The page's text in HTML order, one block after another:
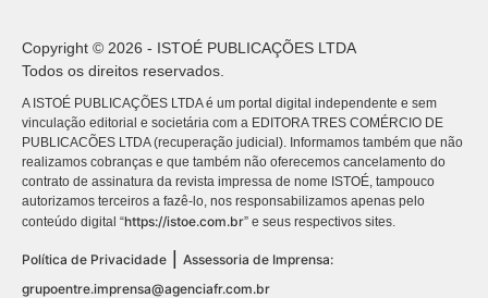
Copyright © 2026 - ISTOÉ PUBLICAÇÕES LTDA
Todos os direitos reservados.
A ISTOÉ PUBLICAÇÕES LTDA é um portal digital independente e sem
vinculação editorial e societária com a EDITORA TRES COMÉRCIO DE
PUBLICACÕES LTDA (recuperação judicial). Informamos também que não
realizamos cobranças e que também não oferecemos cancelamento do
contrato de assinatura da revista impressa de nome ISTOÉ, tampouco
autorizamos terceiros a fazê-lo, nos responsabilizamos apenas pelo
conteúdo digital “https://istoe.com.br” e seus respectivos sites.
Política de Privacidade
Assessoria de Imprensa:
grupoentre.imprensa@agenciafr.com.br